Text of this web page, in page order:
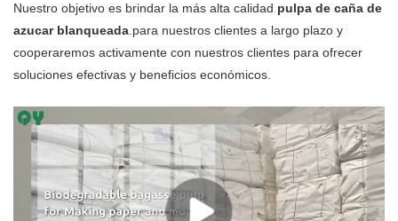
Nuestro objetivo es brindar la más alta calidad pulpa de caña de
azucar blanqueada.para nuestros clientes a largo plazo y
cooperaremos activamente con nuestros clientes para ofrecer
soluciones efectivas y beneficios económicos.